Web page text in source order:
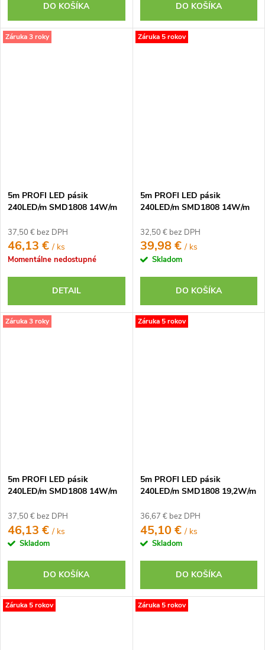
DO KOŠÍKA DO KOŠÍKA
Záruka 3 roky
5m PROFI LED pásik
240LED/m SMD1808 14W/m
37,50 € bez DPH
46,13 €/ ks
Momentálne nedostupné
DETAIL
Záruka 5 rokov
5m PROFI LED pásik
240LED/m SMD1808 14W/m
32,50 € bez DPH
39,98 €/ ks
Skladom
DO KOŠÍKA
Záruka 3 roky
5m PROFI LED pásik
240LED/m SMD1808 14W/m
37,50 € bez DPH
46,13 €/ ks
Skladom
DO KOŠÍKA
Záruka 5 rokov
5m PROFI LED pásik
240LED/m SMD1808 19,2W/m
24V
36,67 € bez DPH
45,10 €/ ks
Skladom
DO KOŠÍKA
Záruka 5 rokov Záruka 5 rokov